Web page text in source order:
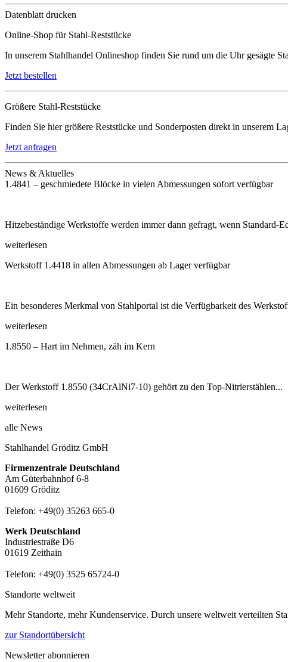
Datenblatt drucken
Online-Shop für Stahl-Reststücke
In unserem Stahlhandel Onlineshop finden Sie rund um die Uhr gesägte
Jetzt bestellen
Größere Stahl-Reststücke
Finden Sie hier größere Reststücke und Sonderposten direkt in unserem
Jetzt anfragen
News & Aktuelles
1.4841 – geschmiedete Blöcke in vielen Abmessungen sofort verfügbar
Hitzebeständige Werkstoffe werden immer dann gefragt, wenn Standard-
weiterlesen
Werkstoff 1.4418 in allen Abmessungen ab Lager verfügbar
Ein besonderes Merkmal von Stahlportal ist die Verfügbarkeit des
weiterlesen
1.8550 – Hart im Nehmen, zäh im Kern
Der Werkstoff 1.8550 (34CrAlNi7-10) gehört zu den Top-Nitrierstählen...
weiterlesen
alle News
Stahlhandel Gröditz GmbH
Firmenzentrale Deutschland
Am Güterbahnhof 6-8
01609 Gröditz
Telefon: +49(0) 35263 665-0
Werk Deutschland
Industriestraße D6
01619 Zeithain
Telefon: +49(0) 3525 65724-0
Standorte weltweit
Mehr Standorte, mehr Kundenservice. Durch unsere weltweit verteilten
zur Standortübersicht
Newsletter abonnieren